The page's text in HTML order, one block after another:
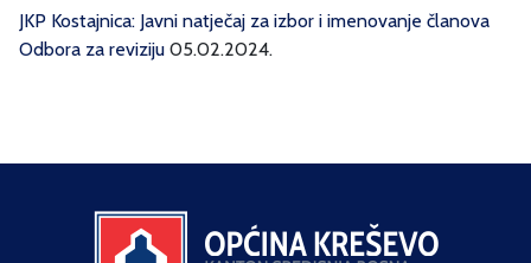
JKP Kostajnica: Javni natječaj za izbor i imenovanje članova
Odbora za reviziju 05.02.2024.